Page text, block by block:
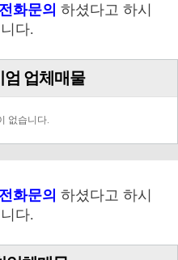
전화문의 하셨다고 하시
다.
엄 업체매물
없습니다.
전화문의 하셨다고 하시
다.